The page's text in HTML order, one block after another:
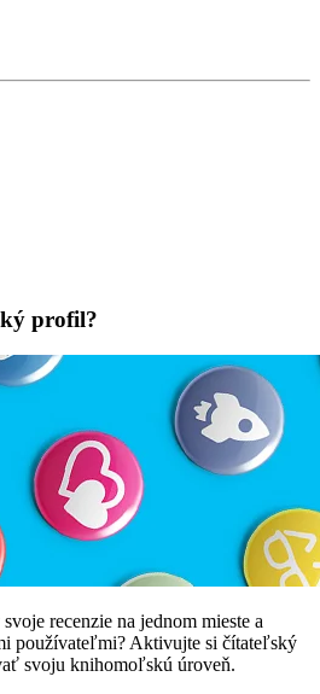
profil?
recenzie na jednom mieste a
používateľmi? Aktivujte si čítateľský
svoju knihomoľskú úroveň.